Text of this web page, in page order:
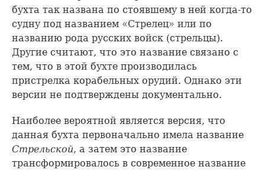
бухта так названа по стоявшему в ней когда-то
судну под названием «Стрелец» или по
названию рода русских войск (стрельцы).
Другие считают, что это название связано с
тем, что в этой бухте производилась
пристрелка корабельных орудий. Однако эти
версии не подтверждены документально.
Наиболее вероятной является версия, что
данная бухта первоначально имела название
Стрельской, а затем это название
трансформировалось в современное название